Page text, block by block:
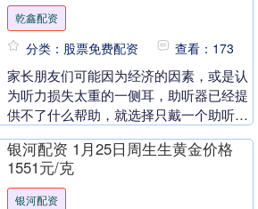
乾鑫配资
分类：股票免费配资 查看：173
家长朋友们可能因为经济的因素，或是认
为听力损失太重的一侧耳，助听器已经提
供不了什么帮助，就选择只戴一个助听
损，双耳都尚有残余....
银河配资 1月25日周生生黄金价格
1551元/克
银河配资